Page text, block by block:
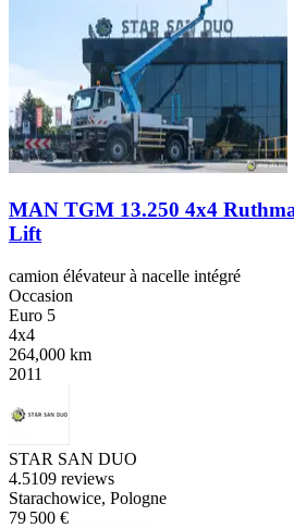
MAN TGM 13.250 4x4
Lift
camion élévateur à nacelle intégré
Occasion
Euro 5
4x4
264,000 km
2011
STAR SAN DUO
4.5109 reviews
Starachowice, Pologne
79 500 €